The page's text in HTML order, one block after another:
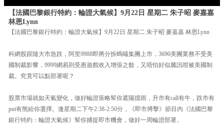
【法國巴黎銀行特約：輪證大氣候】9月22日 星期二 朱子昭 麥嘉嘉
林恩Lynn
【法國巴黎銀行特約：輪證大氣候】9月22日 星期二 朱子昭 麥嘉嘉 林恩Lynn
科網股跟隨大市急跌，阿里9988即將分拆螞蟻集團上市，3690美團業務不受美
國制裁影響，9999網易則受惠遊戲收入增張之餘，又唔怕好似騰訊咁被美國制
裁。究竟可以點部署呢？
股票市場就如天氣變化，做好輪證策略幫你遮陽擋雨，升市有call有牛，跌市有
put有熊給你選擇。逢星期二下午2:38-2:50分，《即市搏擊》節目內《法國巴黎
銀行特約：輪證大氣候》幫你捕捉即市機會，做好一周輪證部署。